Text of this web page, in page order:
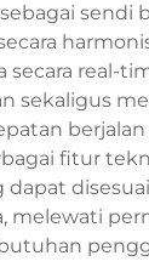
sendi
secara
sekaligus
fitur